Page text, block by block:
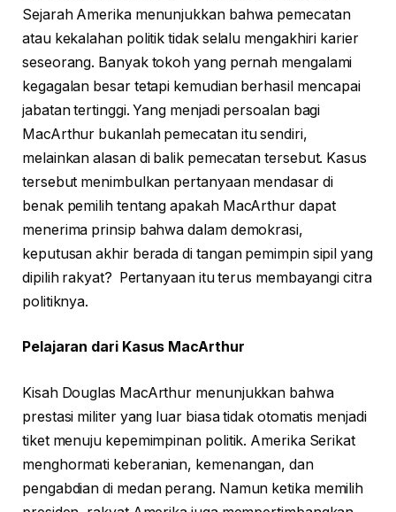
Sejarah Amerika menunjukkan bahwa pemecatan
atau kekalahan politik tidak selalu mengakhiri karier
seseorang. Banyak tokoh yang pernah mengalami
kegagalan besar tetapi kemudian berhasil mencapai
jabatan tertinggi. Yang menjadi persoalan bagi
MacArthur bukanlah pemecatan itu sendiri,
melainkan alasan di balik pemecatan tersebut. Kasus
tersebut menimbulkan pertanyaan mendasar di
benak pemilih tentang apakah MacArthur dapat
menerima prinsip bahwa dalam demokrasi,
keputusan akhir berada di tangan pemimpin sipil yang
dipilih rakyat? Pertanyaan itu terus membayangi citra
politiknya.
Pelajaran dari Kasus MacArthur
Kisah Douglas MacArthur menunjukkan bahwa
prestasi militer yang luar biasa tidak otomatis menjadi
tiket menuju kepemimpinan politik. Amerika Serikat
menghormati keberanian, kemenangan, dan
pengabdian di medan perang. Namun ketika memilih